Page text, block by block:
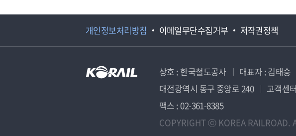
개인정보처리방침 이메일무단수집거부 저작권정책
상호 : 한국철도공사 대표자 : 김태승
대전광역시 동구 중앙로 240
고객센
팩스 : 02-361-8385
COPYRIGHT ⓒ KOREA RAILROAD.